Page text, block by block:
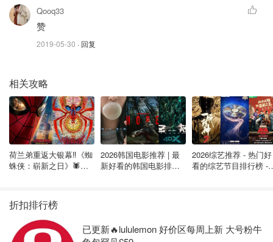
Double Dare是个豆沙粉的颜色
全涂的话比较适合稍微欧美的妆容
搭配腮红也轻轻掸一下就好
秋冬的时候这只用起来就是气场全开的欧美风
每次穿的比较酷酷的时候就会用这只
而且颜色超级温柔 浅涂的话可以滴出水
Qooq33
赞
2019-05-30 · 回复
相关攻略
荷兰弟重返大银幕‼️《蜘
蛛侠：崭新之日》🕷️北
2026韩国电影推荐 | 最
新好看的韩国电影排行
2026综艺推荐 - 热门好
看的综艺节目排行榜 -
折扣排行榜
已更新🔥lululemon 好价区每周上新 大号粉牛